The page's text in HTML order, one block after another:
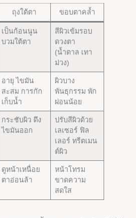
ถุงใต้ตา ขอบตาคล้ำ
เป็นก้อนนูน
บวมใต้ตา
สีผิวเข้มรอบ
ดวงตา
(น้ำตาล เทา
ม่วง)
อายุ ไขมัน
สะสม การกัก
เก็บน้ำ
ผิวบาง
พันธุกรรม พัก
ผ่อนน้อย
กระชับผิว ดึง
ไขมันออก
ปรับสีผิวด้วย
เลเซอร์ ฟิล
เลอร์ ทรีตเมน
ต์ผิว
ดูหน้าเหนื่อย
ตาอ่อนล้า
หน้าโทรม
ขาดความ
สดใส